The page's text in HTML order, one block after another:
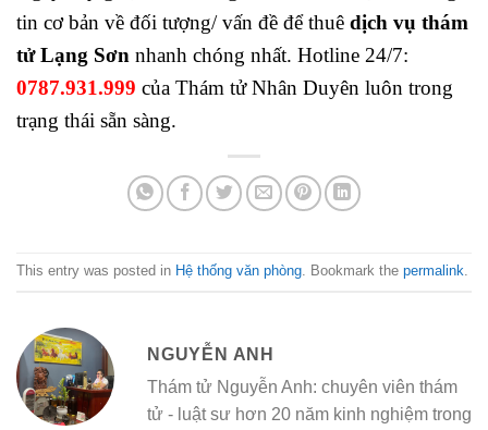
tin cơ bản về đối tượng/ vấn đề để thuê dịch vụ thám
tử Lạng Sơn nhanh chóng nhất. Hotline 24/7:
0787.931.999 của Thám tử Nhân Duyên luôn trong
trạng thái sẵn sàng.
This entry was posted in Hệ thống văn phòng . Bookmark the permalink
NGUYỄN ANH
Thám tử Nguyễn Anh: chuyên viên thám
tử - luật sư hơn 20 năm kinh nghiệm trong